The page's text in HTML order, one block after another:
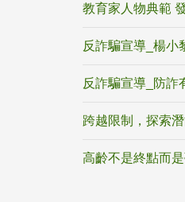
教育家人物典範
反詐騙宣導_楊小
反詐騙宣導_防詐
跨越限制，探索
高齡不是終點而